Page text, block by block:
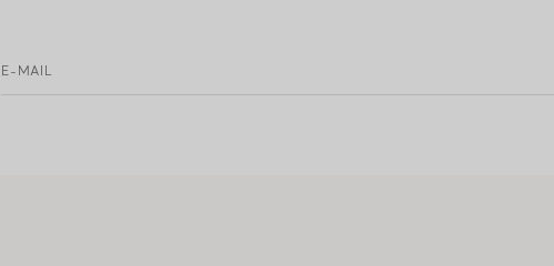
E-MAIL